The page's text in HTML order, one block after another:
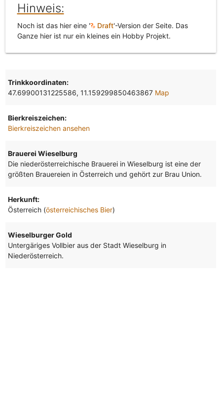
Hinweis:
Noch ist das hier eine ' Draft'-Version der Seite. Das
Ganze hier ist nur ein kleines ein Hobby Projekt.
Trinkkoordinaten:
47.69900131225586, 11.159299850463867 Map
Bierkreiszeichen:
Bierkreiszeichen ansehen
Brauerei Wieselburg
Die niederösterreichische Brauerei in Wieselburg ist eine der
größten Brauereien in Österreich und gehört zur Brau Union.
Herkunft:
Österreich (österreichisches Bier)
Wieselburger Gold
Untergäriges Vollbier aus der Stadt Wieselburg in
Niederösterreich.